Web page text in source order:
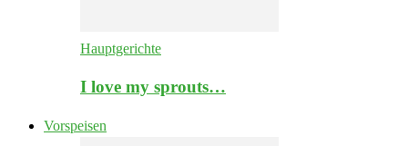
Hauptgerichte
I love my sprouts…
Vorspeisen